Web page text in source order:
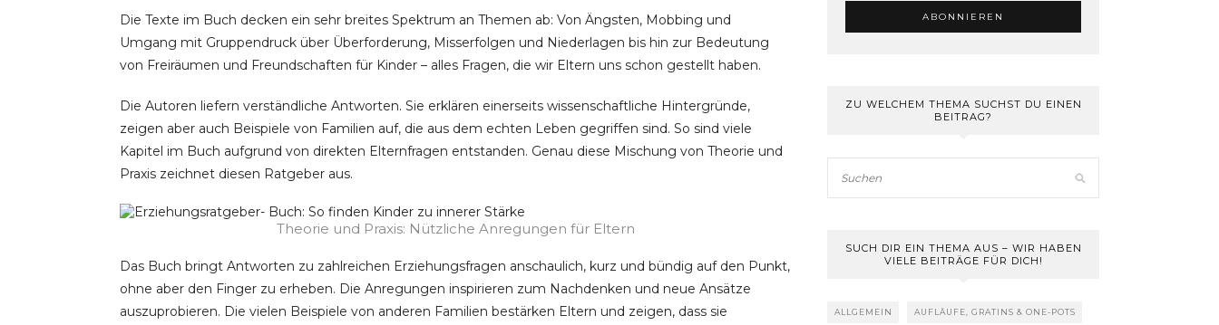
Die Texte im Buch decken ein sehr breites Spektrum an Themen ab: Von Ängsten, Mobbing und
Umgang mit Gruppendruck über Überforderung, Misserfolgen und Niederlagen bis hin zur Bedeutung
von Freiräumen und Freundschaften für Kinder – alles Fragen, die wir Eltern uns schon gestellt haben.
Die Autoren liefern verständliche Antworten. Sie erklären einerseits wissenschaftliche Hintergründe,
zeigen aber auch Beispiele von Familien auf, die aus dem echten Leben gegriffen sind. So sind viele
Kapitel im Buch aufgrund von direkten Elternfragen entstanden. Genau diese Mischung von Theorie und
Praxis zeichnet diesen Ratgeber aus.
Theorie und Praxis: Nützliche Anregungen für Eltern
Das Buch bringt Antworten zu zahlreichen Erziehungsfragen anschaulich, kurz und bündig auf den Punkt,
ohne aber den Finger zu erheben. Die Anregungen inspirieren zum Nachdenken und neue Ansätze
auszuprobieren. Die vielen Beispiele von anderen Familien bestärken Eltern und zeigen, dass sie
ZU WELCHEM THEMA SUCHST DU EINEN
BEITRAG?
SUCH DIR EIN THEMA AUS – WIR HABEN
VIELE BEITRÄGE FÜR DICH!
ALLGEMEIN AUFLÄUFE, GRATINS & ONE-POTS